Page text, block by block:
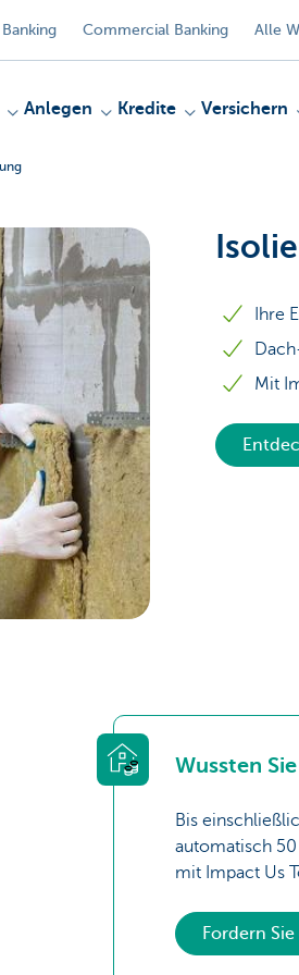
Commercial Banking Alle
Anlegen Kredite Versichern
Ihre
Mit
Wussten
Bis
automatisch
mit Impact Us
Fordern